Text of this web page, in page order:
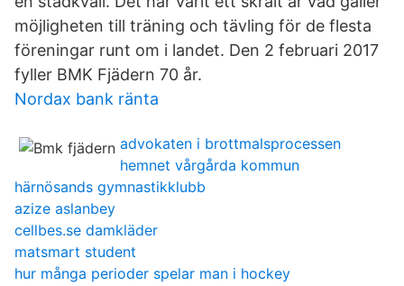
möjligheten till träning och tävling för de flesta
föreningar runt om i landet. Den 2 februari 2017
fyller BMK Fjädern 70 år.
Nordax bank ränta
advokaten i brottmalsprocessen
hemnet vårgårda kommun
härnösands gymnastikklubb
azize aslanbey
cellbes.se damkläder
matsmart student
hur många perioder spelar man i hockey